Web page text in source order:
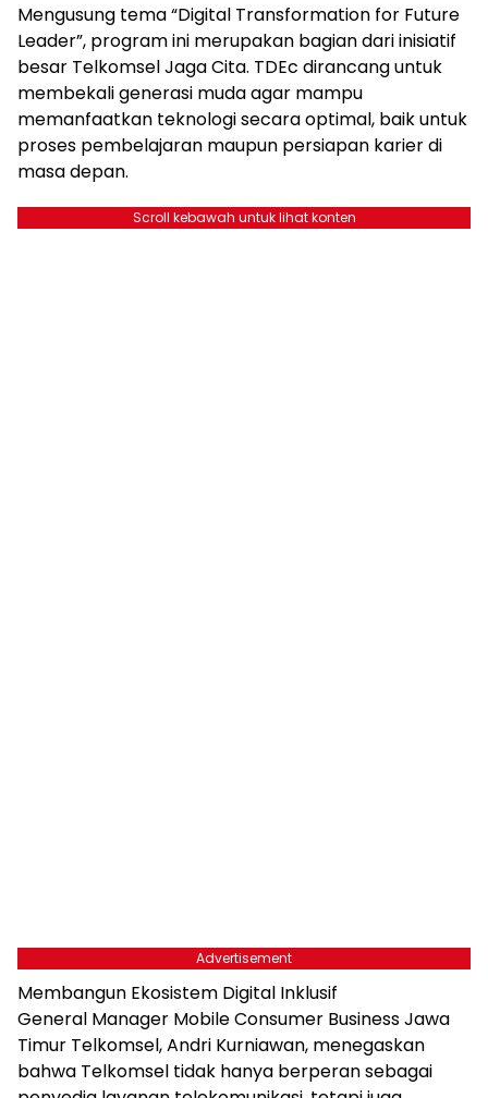
Mengusung tema “Digital Transformation for Future
Leader”, program ini merupakan bagian dari inisiatif
besar Telkomsel Jaga Cita. TDEc dirancang untuk
membekali generasi muda agar mampu
memanfaatkan teknologi secara optimal, baik untuk
proses pembelajaran maupun persiapan karier di
masa depan.
Scroll kebawah untuk lihat konten
Advertisement
Membangun Ekosistem Digital Inklusif
General Manager Mobile Consumer Business Jawa
Timur Telkomsel, Andri Kurniawan, menegaskan
bahwa Telkomsel tidak hanya berperan sebagai